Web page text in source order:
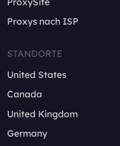
Proxys nach ISP
STANDORTE
United States
Canada
United Kingdom
Germany